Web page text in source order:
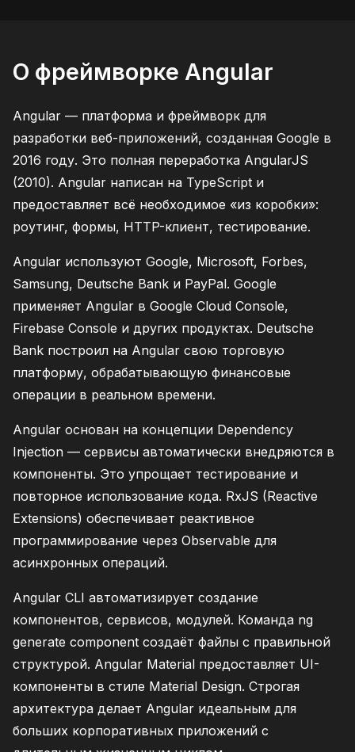
О фреймворке Angular
Angular — платформа и фреймворк для
разработки веб-приложений, созданная Google в
2016 году. Это полная переработка AngularJS
(2010). Angular написан на TypeScript и
предоставляет всё необходимое «из коробки»:
роутинг, формы, HTTP-клиент, тестирование.
Angular используют Google, Microsoft, Forbes,
Samsung, Deutsche Bank и PayPal. Google
применяет Angular в Google Cloud Console,
Firebase Console и других продуктах. Deutsche
Bank построил на Angular свою торговую
платформу, обрабатывающую финансовые
операции в реальном времени.
Angular основан на концепции Dependency
Injection — сервисы автоматически внедряются в
компоненты. Это упрощает тестирование и
повторное использование кода. RxJS (Reactive
Extensions) обеспечивает реактивное
программирование через Observable для
асинхронных операций.
Angular CLI автоматизирует создание
компонентов, сервисов, модулей. Команда ng
generate component создаёт файлы с правильной
структурой. Angular Material предоставляет UI-
компоненты в стиле Material Design. Строгая
архитектура делает Angular идеальным для
больших корпоративных приложений с